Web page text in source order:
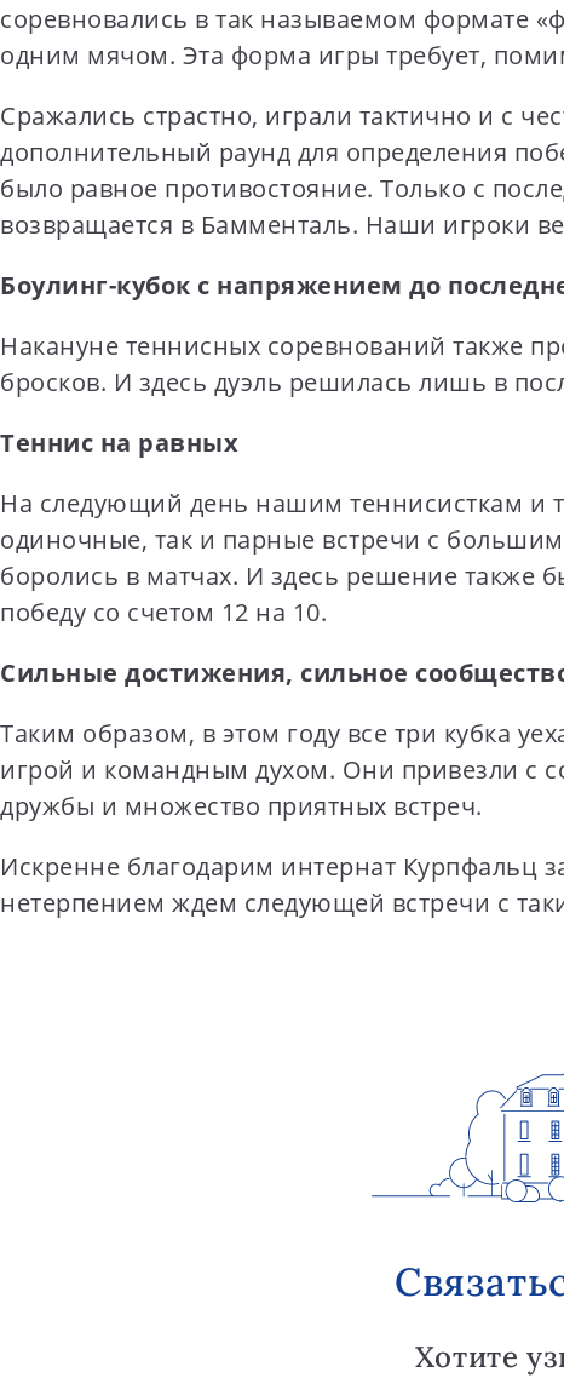
соревновались в так называемом формате
одним мячом. Эта форма игры требует,
Сражались страстно, играли тактично и с
дополнительный раунд для определения
было равное противостояние. Только с
возвращается в Бамменталь. Наши игроки
Боулинг-кубок с напряжением до
Накануне теннисных соревнований также
бросков. И здесь дуэль решилась лишь в
Теннис на равных
На следующий день нашим теннисисткам и
одиночные, так и парные встречи с
боролись в матчах. И здесь решение также
победу со счетом 12 на 10.
Сильные достижения, сильное
Таким образом, в этом году все три кубка
игрой и командным духом. Они привезли с
дружбы и множество приятных встреч.
Искренне благодарим интернат Курпфальц
нетерпением ждем следующей встречи с
Хотите